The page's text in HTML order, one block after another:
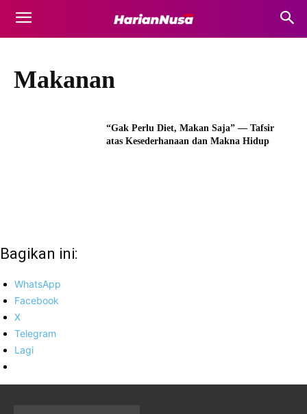
Makanan
“Gak Perlu Diet, Makan Saja” — Tafsir
atas Kesederhanaan dan Makna Hidup
Bagikan ini:
WhatsApp
Facebook
X
Telegram
Lagi